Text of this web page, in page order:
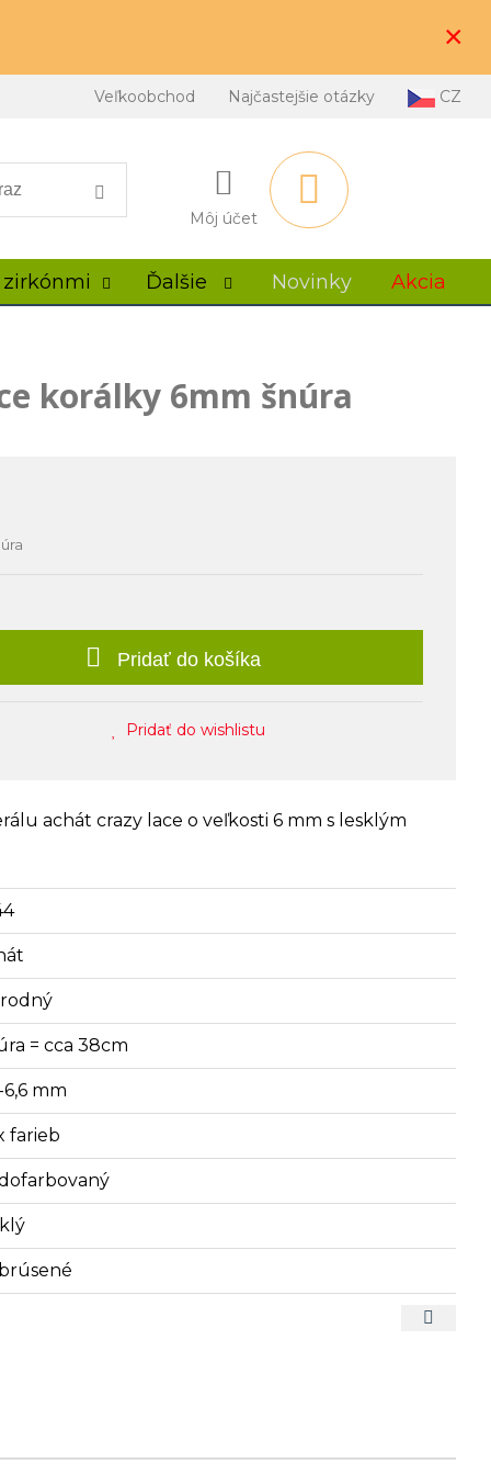
×
Veľkoobchod Najčastejšie otázky CZ
Môj účet
Ďalšie Novinky Akcia
korálky 6mm šnúra
Pridať do košíka
Pridať do wishlistu
achát crazy lace o veľkosti 6 mm s lesklým
= cca 38cm
6,6 mm
farieb